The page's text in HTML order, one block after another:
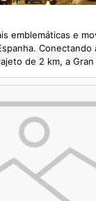
emblemáticas e
Conectando
de 2 km, a